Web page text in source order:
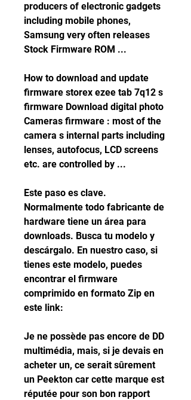
producers of electronic gadgets
including mobile phones,
Samsung very often releases
Stock Firmware ROM ...
How to download and update
firmware storex ezee tab 7q12 s
firmware Download digital photo
Cameras firmware : most of the
camera s internal parts including
lenses, autofocus, LCD screens
etc. are controlled by ...
Este paso es clave.
Normalmente todo fabricante de
hardware tiene un área para
downloads. Busca tu modelo y
descárgalo. En nuestro caso, si
tienes este modelo, puedes
encontrar el firmware
comprimido en formato Zip en
este link:
Je ne possède pas encore de DD
multimédia, mais, si je devais en
acheter un, ce serait sûrement
un Peekton car cette marque est
réputée pour son bon rapport